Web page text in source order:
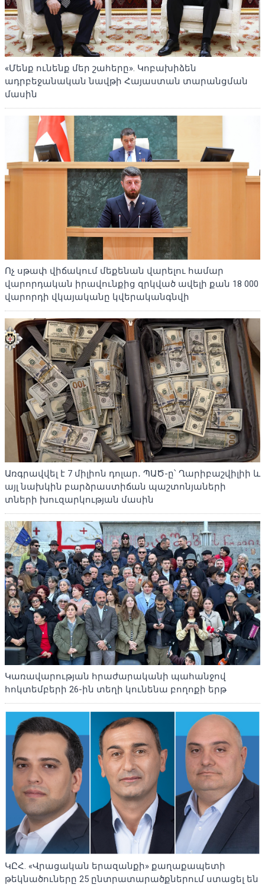
«Մենք ունենք մեր շահերը». Կոբախիձեն
ադրբեջանական նավթի Հայաստան տարանցման
մասին
Ոչ սթափ վիճակում մեքենան վարելու համար
վարորդական իրավունքից զրկված ավելի քան 18 000
վարորդի վկայականը կվերականգնվի
Առգրավվել է 7 միլիոն դոլար․ ՊԱԾ-ը՝ Ղարիբաշվիլիի և
այլ նախկին բարձրաստիճան պաշտոնյաների
տների խուզարկության մասին
Կառավարության հրաժարականի պահանջով
հոկտեմբերի 26-ին տեղի կունենա բողոքի երթ
ԿԸՀ. «Վրացական երազանքի» քաղաքապետի
թեկնածուները 25 ընտրատարածքներում ստացել են